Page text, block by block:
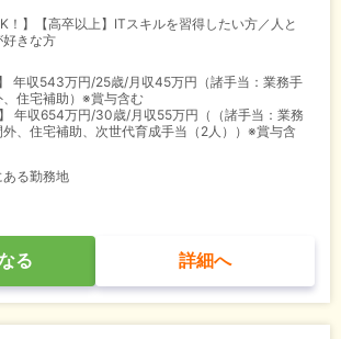
！】【高卒以上】ITスキルを習得したい方／人と
きな方
年収543万円/25歳/月収45万円（諸手当：業務手
、住宅補助）※賞与含む
年収654万円/30歳/月収55万円（（諸手当：業務
、住宅補助、次世代育成手当（2人））※賞与含
る勤務地
る 詳細へ